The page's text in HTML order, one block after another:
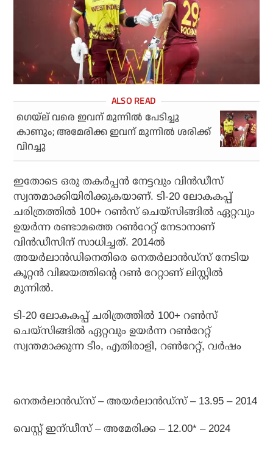
ഗെയ്‌ല് വരെ ഇവന് മുന്നില്‍ പേടിച്ചു
കാണും; അമേരിക്ക ഇവന് മുന്നില്‍ ശരിക്ക്
വിറച്ചു
ഇതോടെ ഒരു തകര്‍പ്പന്‍ നേട്ടവും വിന്‍ഡീസ്
സ്വന്തമാക്കിയിരിക്കുകയാണ്. ടി-20 ലോകകപ്പ്
ചരിത്രത്തില്‍ 100+ റണ്‍സ് ചെയ്‌സിങ്ങില്‍ ഏറ്റവും
ഉയര്‍ന്ന രണ്ടാമത്തെ റണ്‍റേറ്റ് നേടാനാണ്
വിന്‍ഡീസിന് സാധിച്ചത്. 2014ല്‍
അയര്‍ലാന്‍ഡിനെതിരെ നെതര്‍ലാന്‍ഡ്‌സ് നേടിയ
കൂറ്റന്‍ വിജയത്തിന്റെ റണ്‍ റേറ്റാണ് ലിസ്റ്റില്‍
മുന്നില്‍.
ടി-20 ലോകകപ്പ് ചരിത്രത്തില്‍ 100+ റണ്‍സ്
ചെയ്‌സിങ്ങില്‍ ഏറ്റവും ഉയര്‍ന്ന റണ്‍റേറ്റ്
സ്വന്തമാക്കുന്ന ടീം, എതിരാളി, റണ്‍റേറ്റ്, വര്‍ഷം
നെതര്‍ലാന്‍ഡ്‌സ് – അയര്‍ലാന്‍ഡ്‌സ് – 13.95 – 2014
വെസ്റ്റ് ഇന്ഡീസ് – അമേരിക്ക – 12.00* – 2024